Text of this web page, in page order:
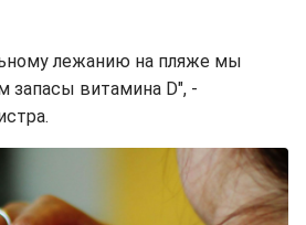
лежанию на пляже мы
витамина D", -